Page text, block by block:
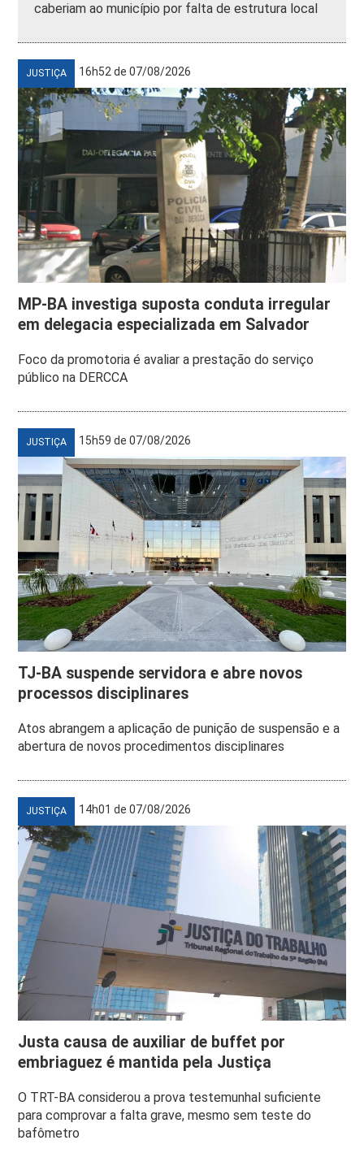
caberiam ao município por falta de estrutura local
JUSTIÇA 16h52 de 07/08/2026
MP-BA investiga suposta conduta irregular
em delegacia especializada em Salvador
Foco da promotoria é avaliar a prestação do serviço
público na DERCCA
JUSTIÇA 15h59 de 07/08/2026
TJ-BA suspende servidora e abre novos
processos disciplinares
Atos abrangem a aplicação de punição de suspensão e a
abertura de novos procedimentos disciplinares
JUSTIÇA 14h01 de 07/08/2026
Justa causa de auxiliar de buffet por
embriaguez é mantida pela Justiça
O TRT-BA considerou a prova testemunhal suficiente
para comprovar a falta grave, mesmo sem teste do
bafômetro